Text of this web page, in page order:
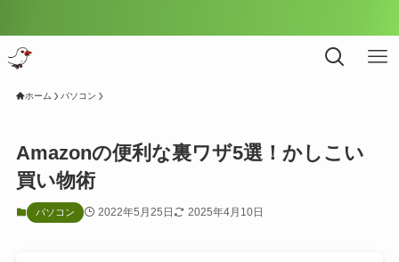
ホーム パソコン
Amazonの便利な裏ワザ5選！かしこい
買い物術
パソコン 2022年5月25日 2025年4月10日